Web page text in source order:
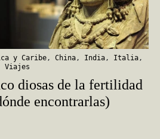
y Caribe, China, India, Italia,
Viajes
diosas de la fertilidad
encontrarlas)